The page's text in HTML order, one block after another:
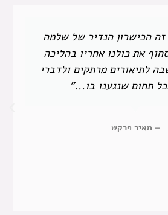
הכישרון הנדיר של שלמה
את כולנו אחריו בהליכה
לתיאורים מרתקים ולדברי
תחום שנגענו בו..."
— מאיר פרקש